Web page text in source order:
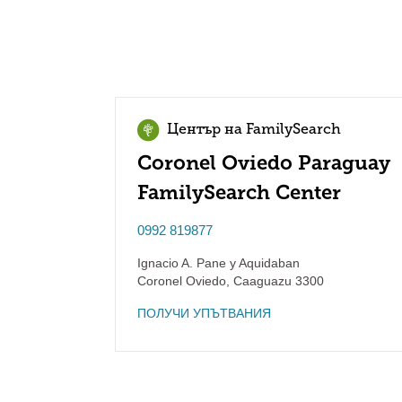
Център на FamilySearch
Coronel Oviedo Paraguay
FamilySearch Center
0992 819877
Ignacio A. Pane y Aquidaban
Coronel Oviedo Caaguazu 3300
ПОЛУЧИ УПЪТВАНИЯ